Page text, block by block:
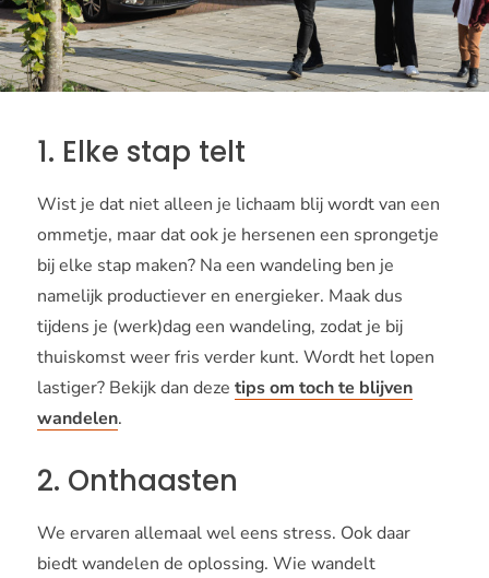
1. Elke stap telt
Wist je dat niet alleen je lichaam blij wordt van een
ommetje, maar dat ook je hersenen een sprongetje
bij elke stap maken? Na een wandeling ben je
namelijk productiever en energieker. Maak dus
tijdens je (werk)dag een wandeling, zodat je bij
thuiskomst weer fris verder kunt. Wordt het lopen
lastiger? Bekijk dan deze tips om toch te blijven
wandelen.
2. Onthaasten
We ervaren allemaal wel eens stress. Ook daar
biedt wandelen de oplossing. Wie wandelt